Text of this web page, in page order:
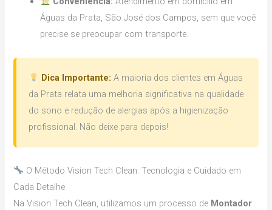
Águas da Prata, São José dos Campos, sem que você
precise se preocupar com transporte.
Dica Importante: A maioria dos clientes em Águas
da Prata relata uma melhoria significativa na qualidade
do sono e redução de alergias após a higienização
profissional. Não deixe para depois!
O Método Vision Tech Clean: Tecnologia e Cuidado em
Cada Detalhe
Na Vision Tech Clean, utilizamos um processo de Montador